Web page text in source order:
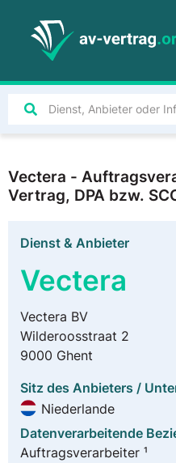
Vectera -
Vertrag, DPA bzw.
Dienst & Anbieter
Vectera
Vectera BV
Wilderoosstraat 2
9000 Ghent
Sitz des Anbieters /
Niederlande
Datenverarbeitende
Auftragsverarbeiter ¹